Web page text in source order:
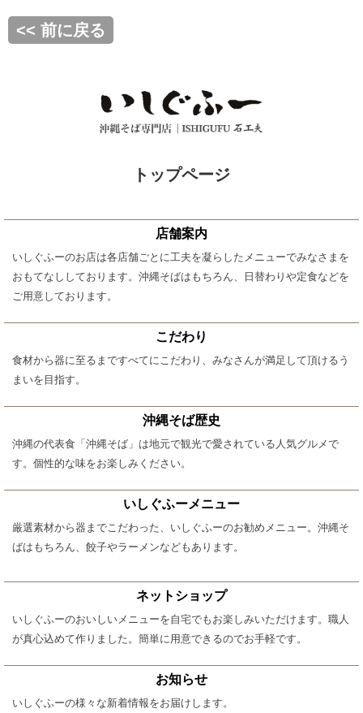
<< 前に戻る
トップページ
店舗案内
いしぐふーのお店は各店舗ごとに工夫を凝らしたメニューでみなさまを
おもてなししております。沖縄そばはもちろん、日替わりや定食などを
ご用意しております。
こだわり
食材から器に至るまですべてにこだわり、みなさんが満足して頂けるう
まいを目指す。
沖縄そば歴史
沖縄の代表食「沖縄そば」は地元で観光で愛されている人気グルメで
す。個性的な味をお楽しみください。
いしぐふーメニュー
厳選素材から器までこだわった、いしぐふーのお勧めメニュー。沖縄そ
ばはもちろん、餃子やラーメンなどもあります。
ネットショップ
いしぐふーのおいしいメニューを自宅でもお楽しみいただけます。職人
が真心込めて作りました。簡単に用意できるのでお手軽です。
お知らせ
いしぐふーの様々な新着情報をお届けします。